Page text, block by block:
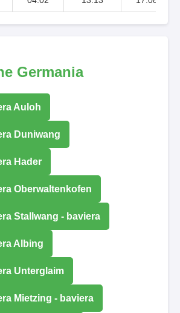
Germania
Auloh
Duniwang
Hader
Oberwaltenkofen
Stallwang - baviera
Albing
Unterglaim
Mietzing - baviera